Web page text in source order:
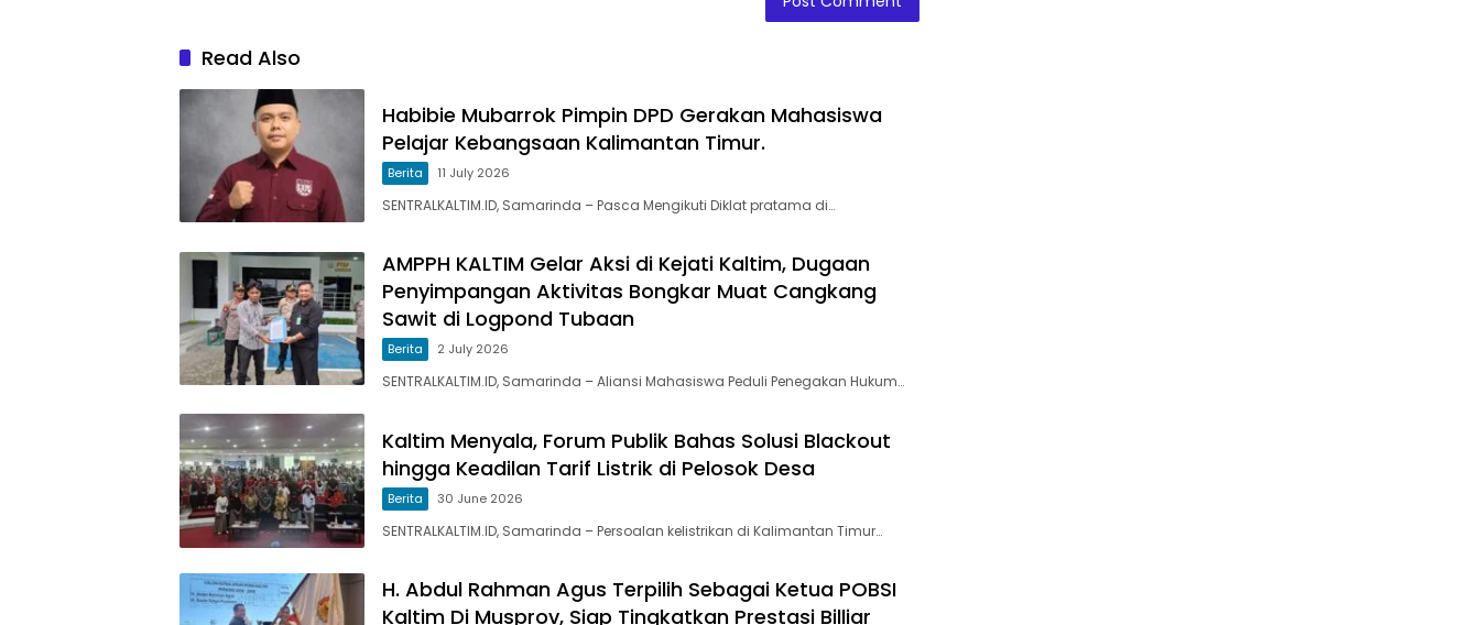
Read Also
Habibie Mubarrok Pimpin DPD Gerakan Mahasiswa
Pelajar Kebangsaan Kalimantan Timur.
Berita 11 July 2026
SENTRALKALTIM.ID, Samarinda – Pasca Mengikuti Diklat pratama di…
AMPPH KALTIM Gelar Aksi di Kejati Kaltim, Dugaan
Penyimpangan Aktivitas Bongkar Muat Cangkang
Sawit di Logpond Tubaan
Berita 2 July 2026
SENTRALKALTIM.ID, Samarinda – Aliansi Mahasiswa Peduli Penegakan Hukum…
Kaltim Menyala, Forum Publik Bahas Solusi Blackout
hingga Keadilan Tarif Listrik di Pelosok Desa
Berita 30 June 2026
SENTRALKALTIM.ID, Samarinda – Persoalan kelistrikan di Kalimantan Timur…
H. Abdul Rahman Agus Terpilih Sebagai Ketua POBSI
Kaltim Di Musprov, Siap Tingkatkan Prestasi Billiar